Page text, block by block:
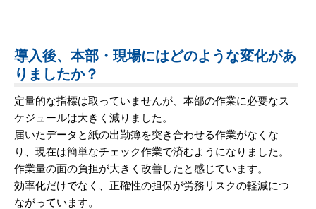
導入後、本部・現場にはどのような変化があ
りましたか？
定量的な指標は取っていませんが、本部の作業に必要なス
ケジュールは大きく減りました。
届いたデータと紙の出勤簿を突き合わせる作業がなくな
り、現在は簡単なチェック作業で済むようになりました。
作業量の面の負担が大きく改善したと感じています。
効率化だけでなく、正確性の担保が労務リスクの軽減につ
ながっています。